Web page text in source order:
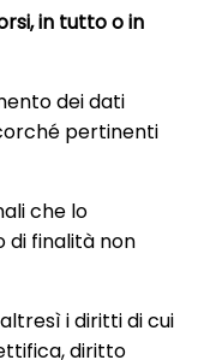
in tutto o in
dei dati
pertinenti
che lo
di finalità non
i diritti di cui
diritto